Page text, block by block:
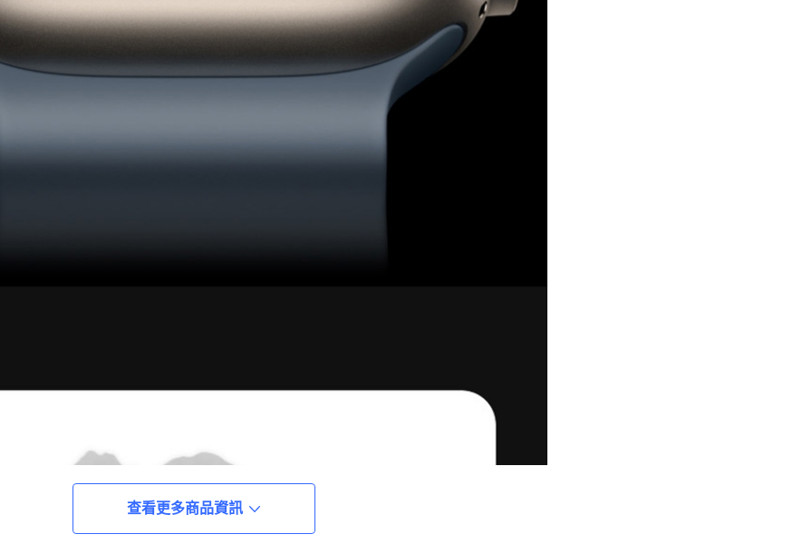
查看更多商品資訊